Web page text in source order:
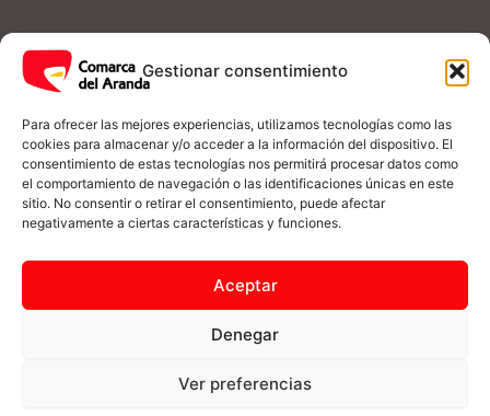
Gestionar consentimiento
Para ofrecer las mejores experiencias, utilizamos tecnologías como las
cookies para almacenar y/o acceder a la información del dispositivo. El
consentimiento de estas tecnologías nos permitirá procesar datos como
el comportamiento de navegación o las identificaciones únicas en este
sitio. No consentir o retirar el consentimiento, puede afectar
negativamente a ciertas características y funciones.
Aceptar
Denegar
Ver preferencias
Servicios Sociales
Ayudas y Subvenciones
Guía Rápida
I
n
s
t
a
g
r
a
F
a
c
e
b
o
o
(+34) 976 548 090
informacion@comarcadelaranda.com
Plaza del Castillo s/n 50250 Illueca, Zaragoza